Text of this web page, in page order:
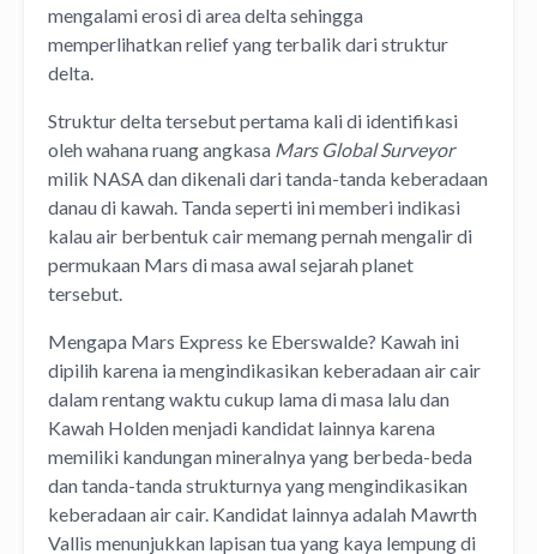
mengalami erosi di area delta sehingga
memperlihatkan relief yang terbalik dari struktur
delta.
Struktur delta tersebut pertama kali di identifikasi
oleh wahana ruang angkasa Mars Global Surveyor
milik NASA dan dikenali dari tanda-tanda keberadaan
danau di kawah. Tanda seperti ini memberi indikasi
kalau air berbentuk cair memang pernah mengalir di
permukaan Mars di masa awal sejarah planet
tersebut.
Mengapa Mars Express ke Eberswalde? Kawah ini
dipilih karena ia mengindikasikan keberadaan air cair
dalam rentang waktu cukup lama di masa lalu dan
Kawah Holden menjadi kandidat lainnya karena
memiliki kandungan mineralnya yang berbeda-beda
dan tanda-tanda strukturnya yang mengindikasikan
keberadaan air cair. Kandidat lainnya adalah Mawrth
Vallis menunjukkan lapisan tua yang kaya lempung di